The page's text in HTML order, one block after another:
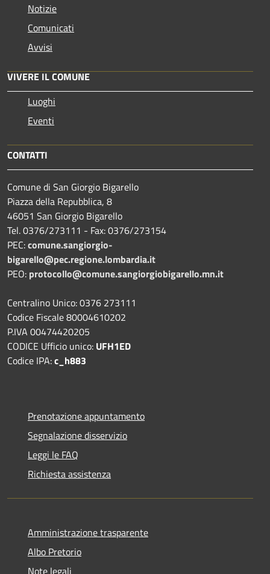
Notizie
Comunicati
Avvisi
VIVERE IL COMUNE
Luoghi
Eventi
CONTATTI
Comune di San Giorgio Bigarello
Piazza della Repubblica, 8
46051 San Giorgio Bigarello
Tel. 0376/273111 - Fax: 0376/273154
PEC:comune.sangiorgio-
bigarello@pec.regione.lombardia.it
PEO: protocollo@comune.sangiorgiobigarello.mn.it
Centralino Unico: 0376 273111
Codice Fiscale 80004610202
P.IVA 00474420205
CODICE Ufficio unico: UFH1ED
Codice IPA:c_h883
Prenotazione appuntamento
Segnalazione disservizio
Leggi le FAQ
Richiesta assistenza
Amministrazione trasparente
Albo Pretorio
Note legali